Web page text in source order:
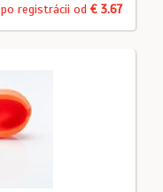
po registrácii od € 3.67